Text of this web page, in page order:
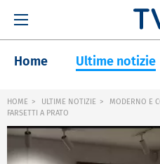
Home Ultime notizie
HOME ULTIME NOTIZIE
MODERNO E
FARSETTI A PRATO